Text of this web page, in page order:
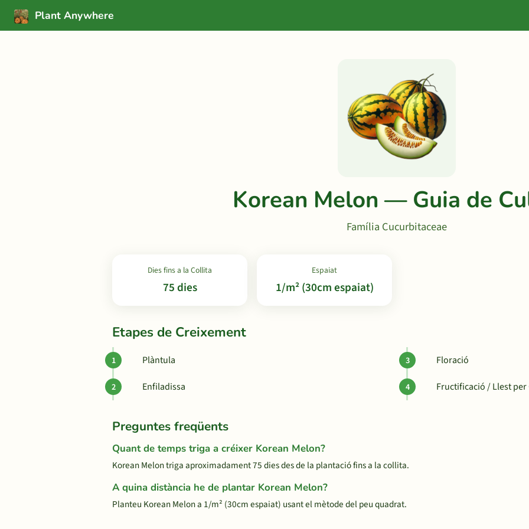
Plant Anywhere
Korean Melon — Guia de
Família Cucurbitaceae
Dies fins a la Collita
75 dies
Espaiat
1/m² (30cm espaiat)
Etapes de Creixement
Plàntula
Enfiladissa
Floració
Fructificació / Llest
Preguntes freqüents
Quant de temps triga a créixer Korean Melon?
Korean Melon triga aproximadament 75 dies des de la plantació fins a la collita.
A quina distància he de plantar Korean Melon?
Planteu Korean Melon a 1/m² (30cm espaiat) usant el mètode del peu quadrat.